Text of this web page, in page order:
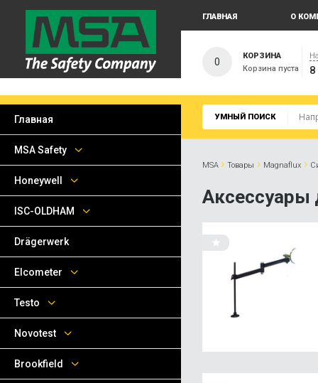
ГЛАВНАЯ О
0
КОРЗИНА
Корзина пуста
УМНЫЙ ПОИСК
MSA › Товары › Magnaflux ›
Аксессуары
Главная
MSA Safety
Honeywell
ISC-OLDHAM
Drägerwerk
Elcometer
Testo
Novotest
Brookfield